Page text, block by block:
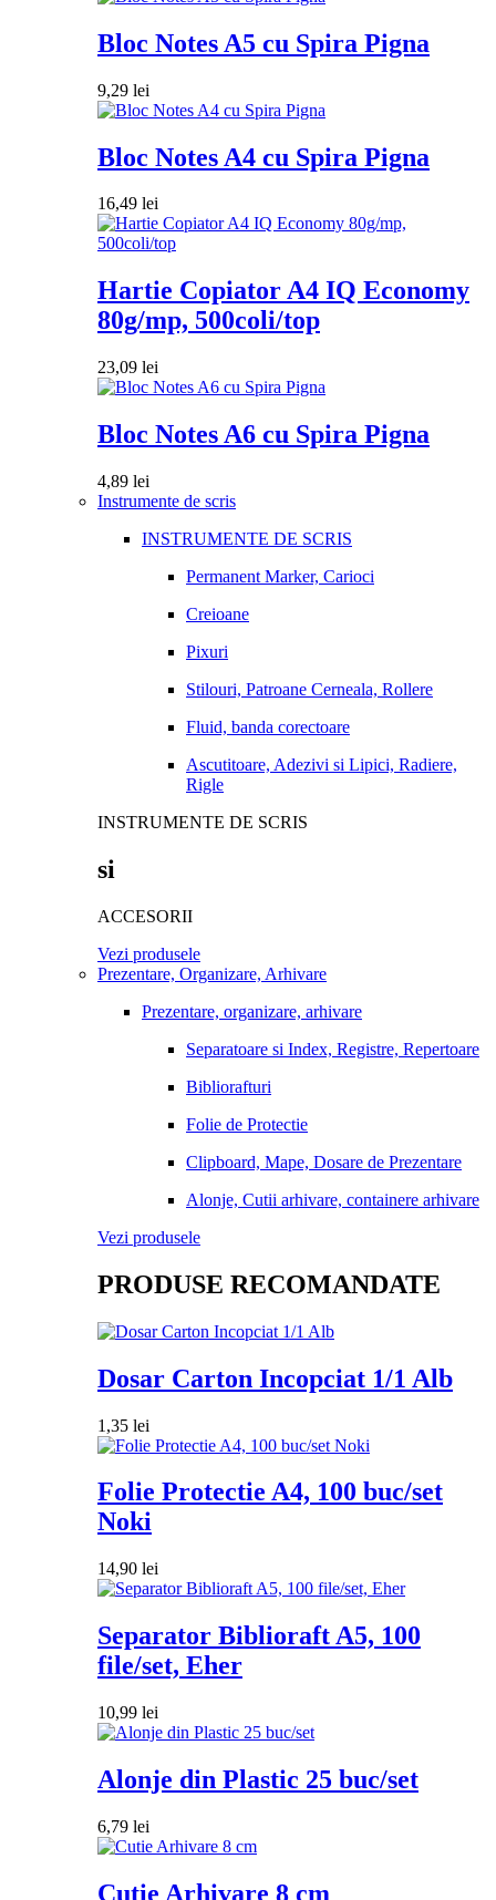
Bloc Notes A5 cu Spira Pigna
9,29 lei
Bloc Notes A4 cu Spira Pigna
16,49 lei
Hartie Copiator A4 IQ Economy
80g/mp, 500coli/top
23,09 lei
Bloc Notes A6 cu Spira Pigna
4,89 lei
Instrumente de scris
INSTRUMENTE DE SCRIS
Permanent Marker, Carioci
Creioane
Pixuri
Stilouri, Patroane Cerneala, Rollere
Fluid, banda corectoare
Ascutitoare, Adezivi si Lipici, Radiere,
Rigle
INSTRUMENTE DE SCRIS
si
ACCESORII
Vezi produsele
Prezentare, Organizare, Arhivare
Prezentare, organizare, arhivare
Separatoare si Index, Registre, Repertoare
Bibliorafturi
Folie de Protectie
Clipboard, Mape, Dosare de Prezentare
Alonje, Cutii arhivare, containere arhivare
Vezi produsele
PRODUSE RECOMANDATE
Dosar Carton Incopciat 1/1 Alb
1,35 lei
Folie Protectie A4, 100 buc/set
Noki
14,90 lei
Separator Biblioraft A5, 100
file/set, Eher
10,99 lei
Alonje din Plastic 25 buc/set
6,79 lei
Cutie Arhivare 8 cm